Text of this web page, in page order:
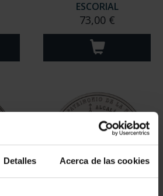
Detalles Acerca de las cookies
ESCORIAL
73,00 €